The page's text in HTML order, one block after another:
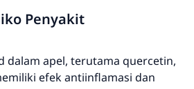
Penyakit
dalam apel, terutama quercetin,
efek antiinflamasi dan